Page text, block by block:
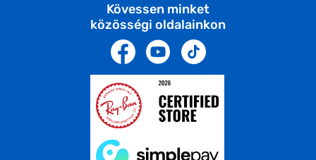
Kövessen minket
közösségi oldalainkon